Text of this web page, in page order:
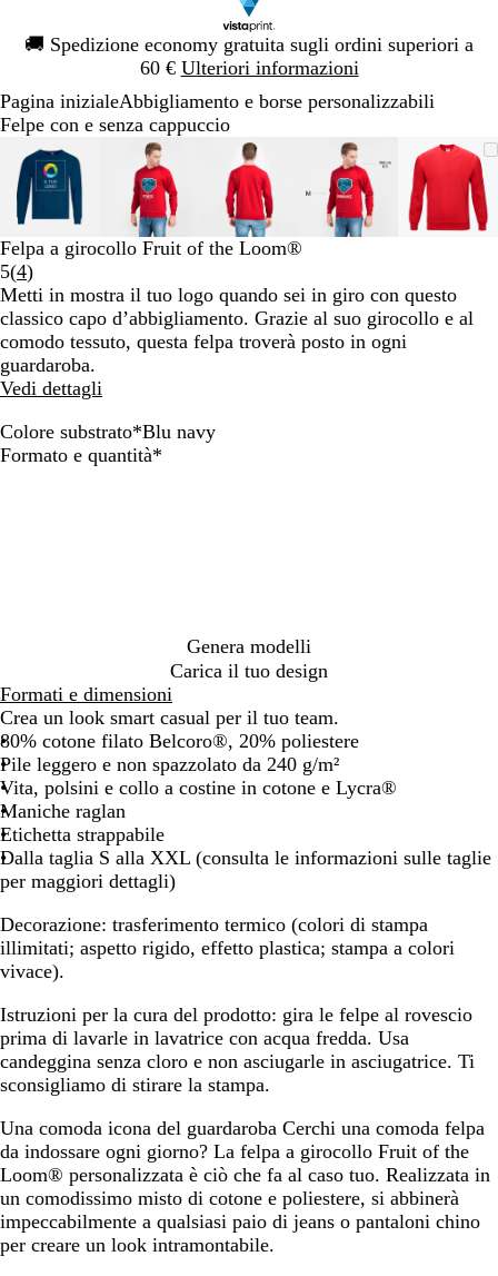
🚚 Spedizione economy gratuita sugli ordini superiori a
60 € Ulteriori informazioni
Diapositiva
1
Pagina inizialeAbbigliamento e borse personalizzabili
Felpe con e senza cappuccio
L’immagine
può
essere
ingrandita
Ingrandito
a
minimo
Clicca
per
allargare
Usa
i
comandi
+
e
per
ingrandire
o
ridurre
e
le
frecce
per
L’immagine
può
essere
ingrandita
Ingrandito
a
minimo
Clicca
per
allargare
Usa
i
comandi
+
e
per
ingrandire
o
frecce
per
L’immagine
può
essere
ingrandita
Ingrandito
a
minimo
Clicca
per
allargare
Usa
i
comandi
+
e
per
ingrandire
o
ridurre
L’immagine
può
essere
ingrandita
Ingrandito
a
minimo
Clicca
per
allargare
Usa
i
comandi
+
e
per
ingrandire
o
ridurre
può
essere
Clicca
per
Usa
+
per
Diapositiva
Felpa a girocollo Fruit of the Loom®
5(4Leggi
4
recensioni
)
Metti in mostra il tuo logo quando sei in giro con questo
classico capo d’abbigliamento. Grazie al suo girocollo e al
comodo tessuto, questa felpa troverà posto in ogni
guardaroba.
Vedi dettagli
Colore substrato*Blu navy
B
B
N
R
G
n
g
e
Formato e quantità*
Genera modelli
Carica il tuo design
Formati e dimensioni
Crea un look smart casual per il tuo team.
80% cotone filato Belcoro®, 20% poliestere
Pile leggero e non spazzolato da 240 g/m²
Vita, polsini e collo a costine in cotone e Lycra®
Maniche raglan
Etichetta strappabile
Dalla taglia S alla XXL (consulta le informazioni sulle taglie
per maggiori dettagli)
Decorazione: trasferimento termico (colori di stampa
illimitati; aspetto rigido, effetto plastica; stampa a colori
vivace).
Istruzioni per la cura del prodotto: gira le felpe al rovescio
prima di lavarle in lavatrice con acqua fredda. Usa
candeggina senza cloro e non asciugarle in asciugatrice. Ti
sconsigliamo di stirare la stampa.
Una comoda icona del guardaroba Cerchi una comoda felpa
da indossare ogni giorno? La felpa a girocollo Fruit of the
Loom® personalizzata è ciò che fa al caso tuo. Realizzata in
un comodissimo misto di cotone e poliestere, si abbinerà
impeccabilmente a qualsiasi paio di jeans o pantaloni chino
per creare un look intramontabile.